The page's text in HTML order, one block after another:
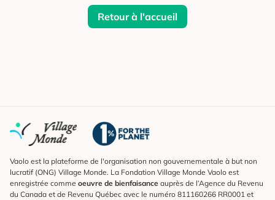
Retour à l'accueil
Vaolo est la plateforme de l'organisation non gouvernementale à but non
lucratif (ONG) Village Monde. La Fondation Village Monde Vaolo est
enregistrée comme oeuvre de bienfaisance auprès de l’Agence du Revenu
du Canada et de Revenu Québec avec le numéro 811160266 RR0001 et